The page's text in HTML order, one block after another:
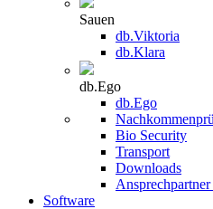
Sauen
db.Viktoria
db.Klara
db.Ego
db.Ego
Bio Security
Transport
Downloads
Software